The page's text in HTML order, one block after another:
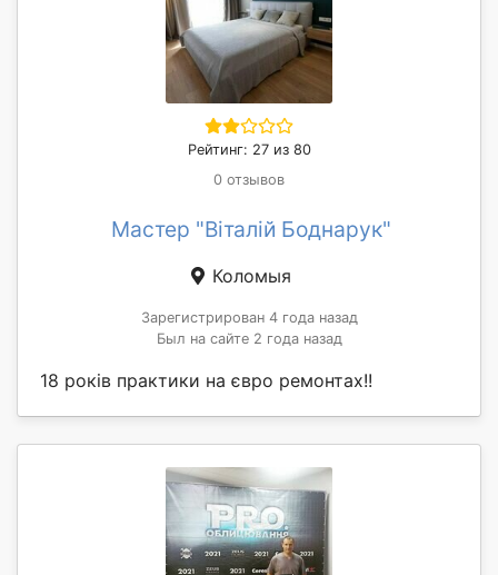
Рейтинг: 27 из 80
0 отзывов
Мастер "Віталій Боднарук"
Коломыя
Зарегистрирован 4 года назад
Был на сайте 2 года назад
18 років практики на євро ремонтах!!